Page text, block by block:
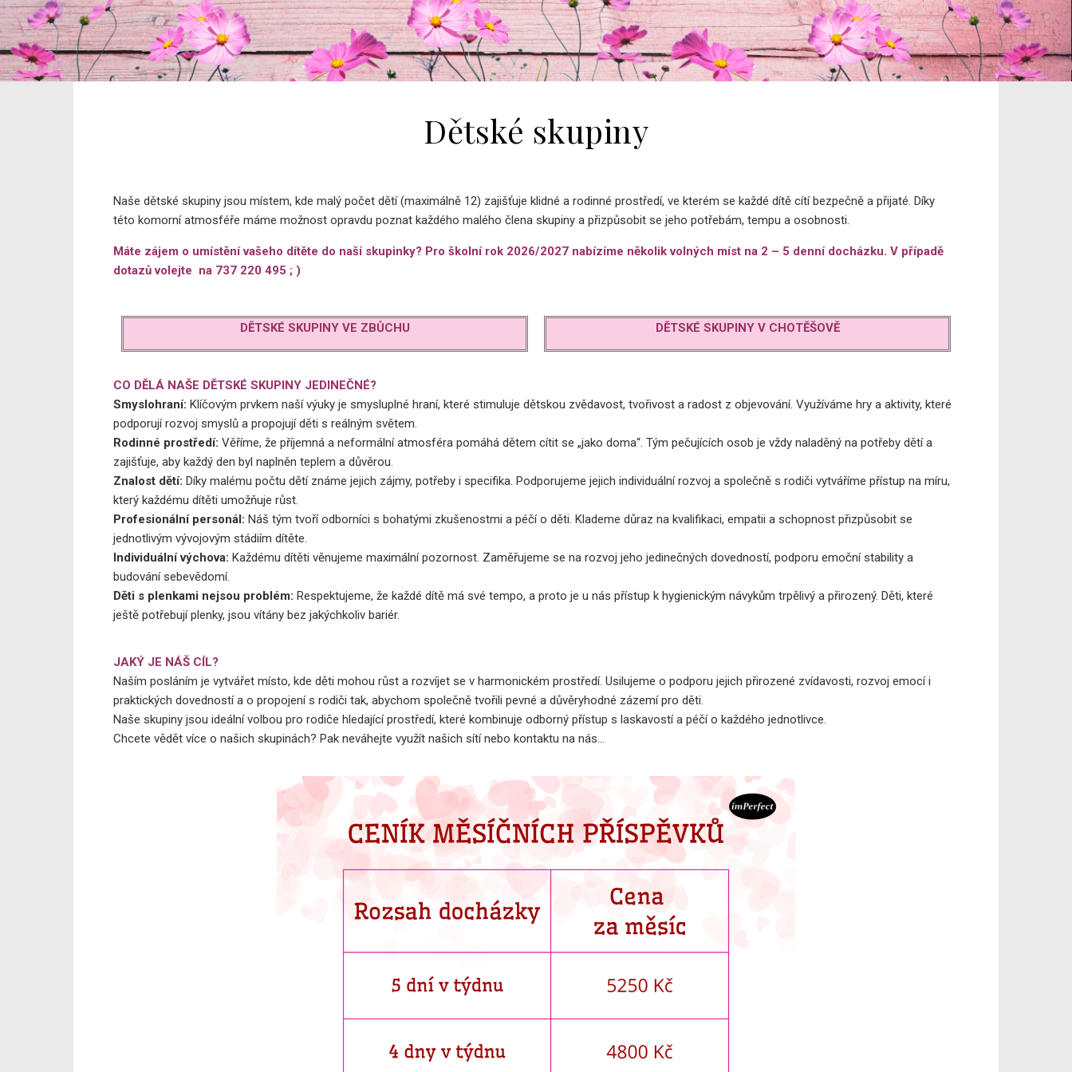
Dětské skupiny
Naše dětské skupiny jsou místem, kde malý počet dětí (maximálně 12) zajišťuje klidné a rodinné prostředí, ve kterém se každé dítě cítí bezpečně a přijaté. Díky
této komorní atmosféře máme možnost opravdu poznat každého malého člena skupiny a přizpůsobit se jeho potřebám, tempu a osobnosti.
Máte zájem o umístění vašeho dítěte do naší skupinky? Pro školní rok 2026/2027 nabízíme několik volných míst na 2 – 5 denní docházku. V případě
dotazů volejte na 737 220 495 ; )
DĚTSKÉ SKUPINY VE ZBŮCHU DĚTSKÉ SKUPINY V CHOTĚŠOVĚ
CO DĚLÁ NAŠE DĚTSKÉ SKUPINY JEDINEČNÉ?
Smyslohraní: Klíčovým prvkem naší výuky je smysluplné hraní, které stimuluje dětskou zvědavost, tvořivost a radost z objevování. Využíváme hry a aktivity, které
podporují rozvoj smyslů a propojují děti s reálným světem.
Rodinné prostředí: Věříme, že příjemná a neformální atmosféra pomáhá dětem cítit se „jako doma“. Tým pečujících osob je vždy naladěný na potřeby dětí a
zajišťuje, aby každý den byl naplněn teplem a důvěrou.
Znalost dětí: Díky malému počtu dětí známe jejich zájmy, potřeby i specifika. Podporujeme jejich individuální rozvoj a společně s rodiči vytváříme přístup na míru,
který každému dítěti umožňuje růst.
Profesionální personál: Náš tým tvoří odborníci s bohatými zkušenostmi a péčí o děti. Klademe důraz na kvalifikaci, empatii a schopnost přizpůsobit se
jednotlivým vývojovým stádiím dítěte.
Individuální výchova: Každému dítěti věnujeme maximální pozornost. Zaměřujeme se na rozvoj jeho jedinečných dovedností, podporu emoční stability a
budování sebevědomí.
Děti s plenkami nejsou problém: Respektujeme, že každé dítě má své tempo, a proto je u nás přístup k hygienickým návykům trpělivý a přirozený. Děti, které
ještě potřebují plenky, jsou vítány bez jakýchkoliv bariér.
JAKÝ JE NÁŠ CÍL?
Naším posláním je vytvářet místo, kde děti mohou růst a rozvíjet se v harmonickém prostředí. Usilujeme o podporu jejich přirozené zvídavosti, rozvoj emocí i
praktických dovedností a o propojení s rodiči tak, abychom společně tvořili pevné a důvěryhodné zázemí pro děti.
Naše skupiny jsou ideální volbou pro rodiče hledající prostředí, které kombinuje odborný přístup s laskavostí a péčí o každého jednotlivce.
Chcete vědět více o našich skupinách? Pak neváhejte využít našich sítí nebo kontaktu na nás…